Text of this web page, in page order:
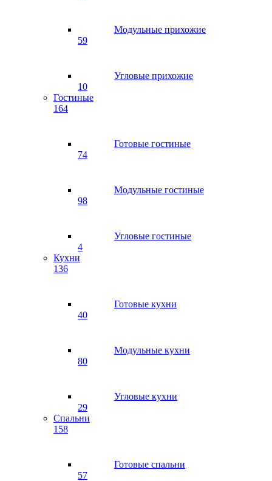
Модульные прихожие
59
Угловые прихожие
10
Гостиные
164
Готовые гостиные
74
Модульные гостиные
98
Угловые гостиные
4
Кухни
136
Готовые кухни
40
Модульные кухни
80
Угловые кухни
29
Спальни
158
Готовые спальни
57